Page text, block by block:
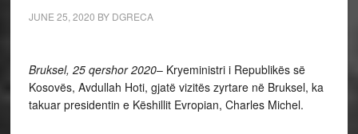
JUNE 25, 2020 BY DGRECA
Bruksel, 25 qershor 2020– Kryeministri i Republikës së
Kosovës, Avdullah Hoti, gjatë vizitës zyrtare në Bruksel, ka
takuar presidentin e Këshillit Evropian, Charles Michel.